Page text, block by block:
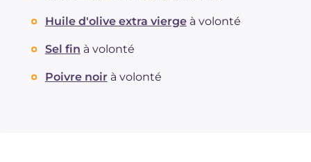
Huile d'olive extra vierge à volonté
Sel fin à volonté
Poivre noir à volonté